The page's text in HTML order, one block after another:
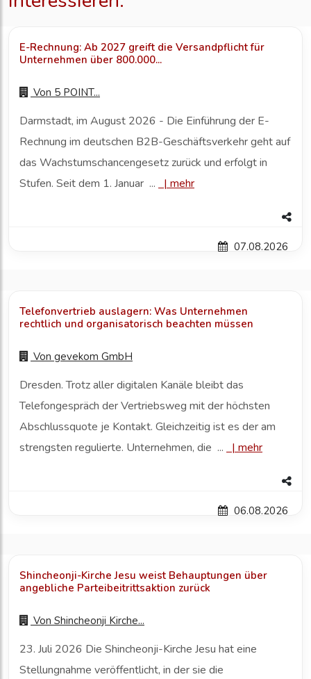
E-Rechnung: Ab 2027 greift die Versandpflicht für
Unternehmen über 800.000...
Von 5 POINT...
Darmstadt, im August 2026 - Die Einführung der E-
Rechnung im deutschen B2B-Geschäftsverkehr geht auf
das Wachstumschancengesetz zurück und erfolgt in
Stufen. Seit dem 1. Januar ...
| mehr
07.08.2026
Telefonvertrieb auslagern: Was Unternehmen
rechtlich und organisatorisch beachten müssen
Von gevekom GmbH
Dresden. Trotz aller digitalen Kanäle bleibt das
Telefongespräch der Vertriebsweg mit der höchsten
Abschlussquote je Kontakt. Gleichzeitig ist es der am
strengsten regulierte. Unternehmen, die ...
| mehr
06.08.2026
Shincheonji-Kirche Jesu weist Behauptungen über
angebliche Parteibeitrittsaktion zurück
Von Shincheonji Kirche...
23. Juli 2026 Die Shincheonji-Kirche Jesu hat eine
Stellungnahme veröffentlicht, in der sie die